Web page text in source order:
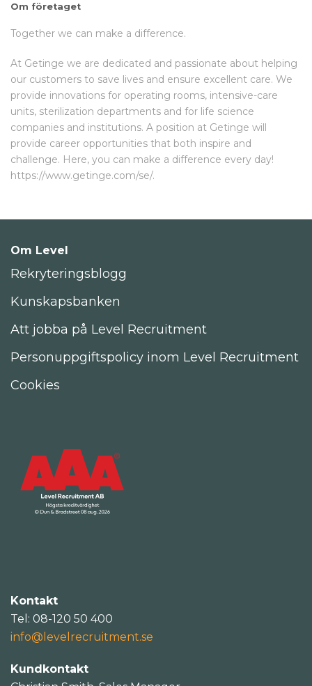
Om företaget
Together we can make a difference.
At Getinge we are dedicated and passionate about helping
our customers to save lives and ensure excellent care. We
provide innovations for operating rooms, intensive-care
units, sterilization departments and for life science
companies and institutions. A position at Getinge will
provide career opportunities that both inspire and
challenge. Here, you can make a difference every day!
https://www.getinge.com/se/.
Om Level
Rekryteringsblogg
Kunskapsbanken
Att jobba på Level Recruitment
Personuppgiftspolicy inom Level Recruitment
Cookies
Kontakt
Tel: 08-120 50 400
info@levelrecruitment.se
Kundkontakt